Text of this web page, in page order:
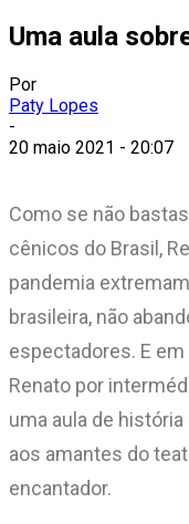
Uma aula
Por
Paty Lopes
-
20 maio 2021 - 20:07
Como se não
cênicos do Brasil,
pandemia
brasileira, não
espectadores. E
Renato por
uma aula de
aos amantes do
encantador.